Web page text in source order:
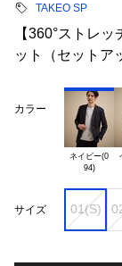
TAKEO SP
【360°ストレ
ット（セットア
カラー
ネイビー(0
94)
サイズ 01(S)